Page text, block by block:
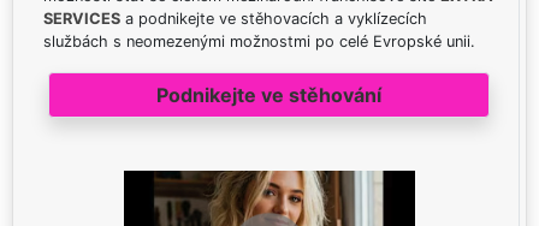
SERVICES a podnikejte ve stěhovacích a vyklízecích
službách s neomezenými možnostmi po celé Evropské unii.
Podnikejte ve stěhování